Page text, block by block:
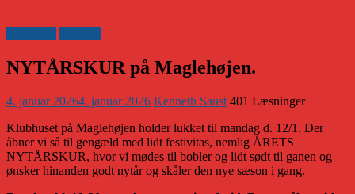
NYTÅRSKUR på Maglehøjen.
4. januar 20264. januar 2026 Kenneth Saust 401 Læsninger
Klubhuset på Maglehøjen holder lukket til mandag d. 12/1. Der
åbner vi så til gengæld med lidt festivitas, nemlig ÅRETS
NYTÅRSKUR, hvor vi mødes til bobler og lidt sødt til ganen og
ønsker hinanden godt nytår og skåler den nye sæson i gang.